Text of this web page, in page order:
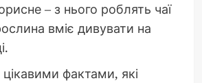
– з нього роблять чаї
вміє дивувати на
фактами, які